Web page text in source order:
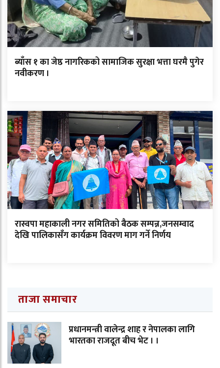
ब्याँस १ का जेष्ठ नागरिकको सामाजिक सुरक्षा भत्ता घरमै पुगेर
नवीकरण ।
रास्वपा महाकाली नगर समितिको बैठक सम्पन्न,जनसम्वाद
देखि पालिकासँग कार्यक्रम विवरण माग गर्ने निर्णय
ताजा समाचार
प्रधानमन्त्री वालेन्द्र शाह र नेपालका लागि
भारतका राजदूत बीच भेट । ।